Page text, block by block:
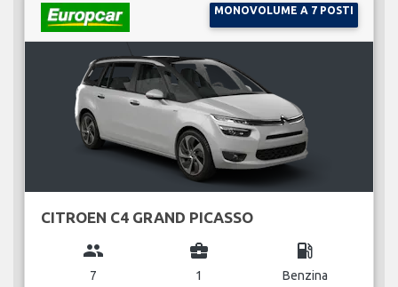
MONOVOLUME A 7 POSTI
CITROEN C4 GRAND PICASSO
group
7
business_center
1
local_gas_station
Benzina